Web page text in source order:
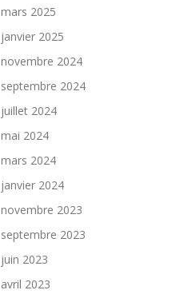
mars 2025
janvier 2025
novembre 2024
septembre 2024
juillet 2024
mai 2024
mars 2024
janvier 2024
novembre 2023
septembre 2023
juin 2023
avril 2023